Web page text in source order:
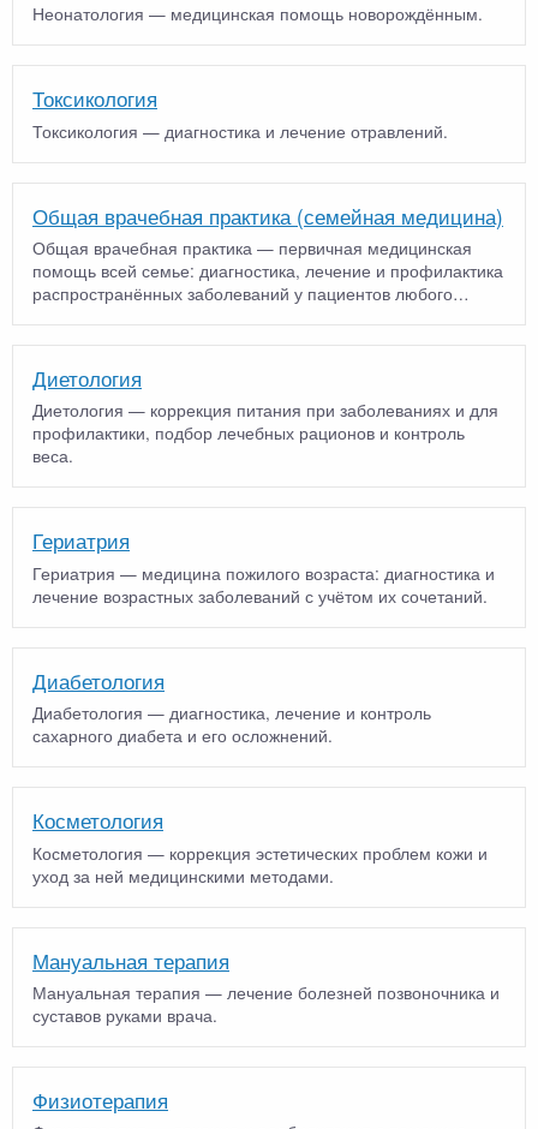
Неонатология — медицинская помощь новорождённым.
Токсикология
Токсикология — диагностика и лечение отравлений.
Общая врачебная практика (семейная медицина)
Общая врачебная практика — первичная медицинская
помощь всей семье: диагностика, лечение и профилактика
распространённых заболеваний у пациентов любого
Диетология
Диетология — коррекция питания при заболеваниях и для
профилактики, подбор лечебных рационов и контроль
веса.
Гериатрия
Гериатрия — медицина пожилого возраста: диагностика и
лечение возрастных заболеваний с учётом их сочетаний.
Диабетология
Диабетология — диагностика, лечение и контроль
сахарного диабета и его осложнений.
Косметология
Косметология — коррекция эстетических проблем кожи и
уход за ней медицинскими методами.
Мануальная терапия
Мануальная терапия — лечение болезней позвоночника и
суставов руками врача.
Физиотерапия